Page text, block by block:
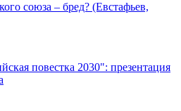
союза – бред? (Евстафьев,
повестка 2030": презентация